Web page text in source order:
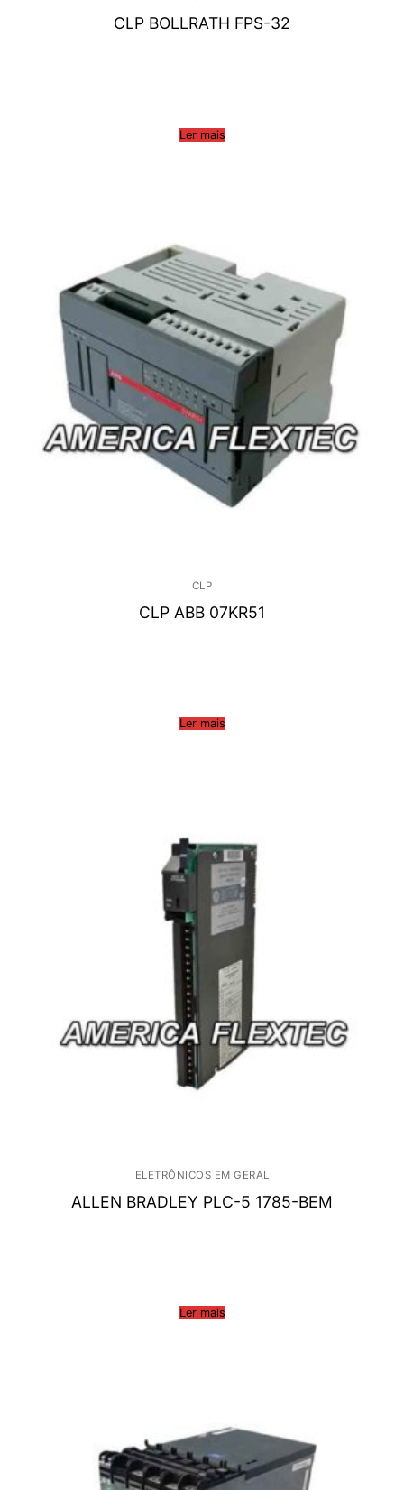
CLP BOLLRATH FPS-32
Ler mais
CLP
CLP ABB 07KR51
Ler mais
ELETRÔNICOS EM GERAL
ALLEN BRADLEY PLC-5 1785-BEM
Ler mais